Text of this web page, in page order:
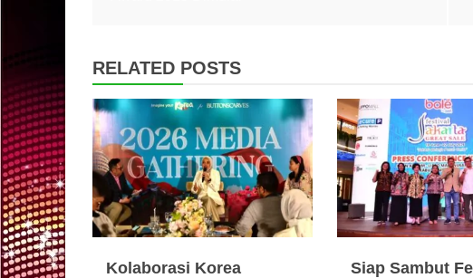
RELATED POSTS
Kolaborasi Korea
Siap Sambut